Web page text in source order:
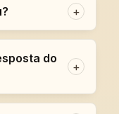
+
do
+